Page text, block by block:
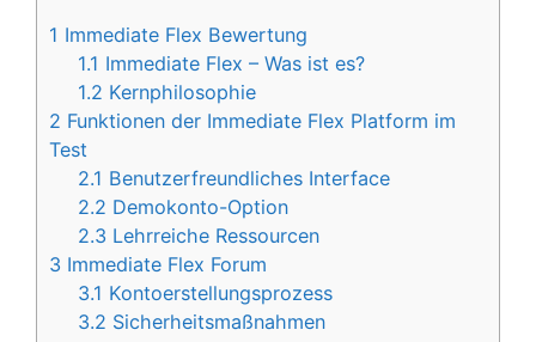
1 Immediate Flex Bewertung
1.1 Immediate Flex – Was ist es?
1.2 Kernphilosophie
2 Funktionen der Immediate Flex Platform im
Test
2.1 Benutzerfreundliches Interface
2.2 Demokonto-Option
2.3 Lehrreiche Ressourcen
3 Immediate Flex Forum
3.1 Kontoerstellungsprozess
3.2 Sicherheitsmaßnahmen